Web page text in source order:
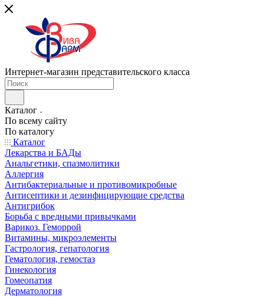
Интернет-магазин представительского класса
Каталог
По всему сайту
По каталогу
Каталог
Лекарства и БАДы
Анальгетики, спазмолитики
Аллергия
Антибактериальные и противомикробные
Антисептики и дезинфицирующие средства
Антигрибок
Борьба с вредными привычками
Варикоз. Геморрой
Витамины, микроэлементы
Гастрология, гепатология
Гематология, гемостаз
Гинекология
Гомеопатия
Дерматология